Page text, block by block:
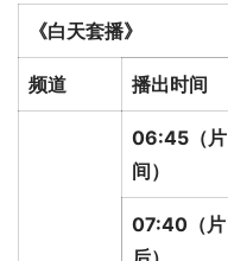
《白天套播》
频道 播出时间
06:45（片
间）
07:40（片